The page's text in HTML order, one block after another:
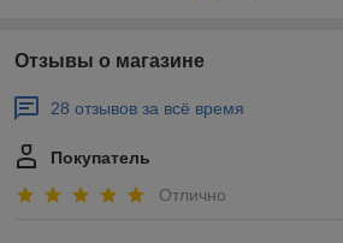
Отзывы о магазине
28 отзывов за всё время
Покупатель
Отлично